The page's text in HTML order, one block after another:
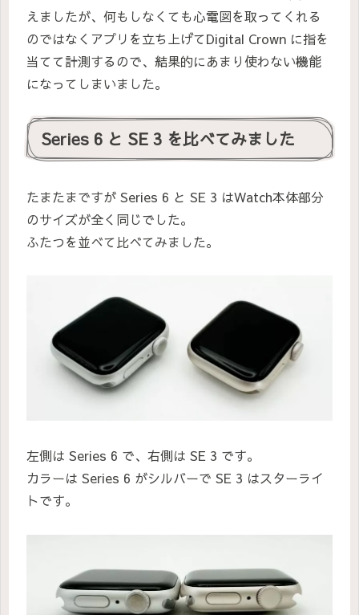
えましたが、何もしなくても心電図を取ってくれる
のではなくアプリを立ち上げてDigital Crown に指を
当てて計測するので、結果的にあまり使わない機能
になってしまいました。
Series 6 と SE 3 を比べてみました
たまたまですが Series 6 と SE 3 はWatch本体部分
のサイズが全く同じでした。
ふたつを並べて比べてみました。
左側は Series 6 で、右側は SE 3 です。
カラーは Series 6 がシルバーで SE 3 はスターライ
トです。